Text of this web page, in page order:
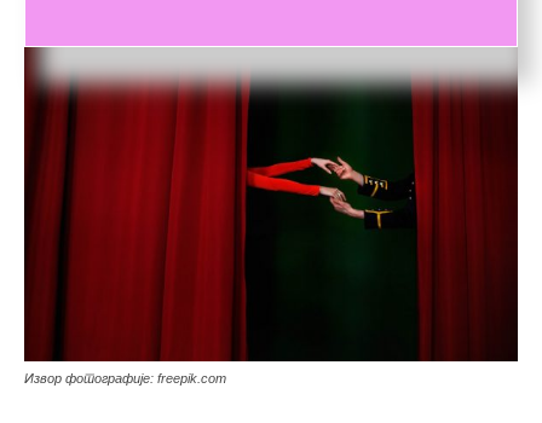
Извор фотографије: freepik.com